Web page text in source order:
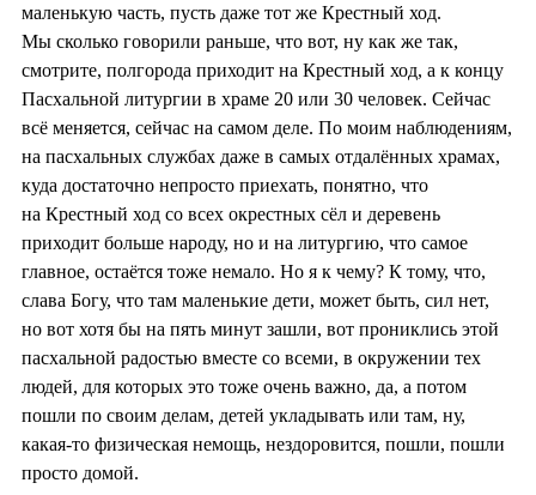
маленькую часть, пусть даже тот же Крестный ход.
Мы сколько говорили раньше, что вот, ну как же так,
смотрите, полгорода приходит на Крестный ход, а к концу
Пасхальной литургии в храме 20 или 30 человек. Сейчас
всё меняется, сейчас на самом деле. По моим наблюдениям,
на пасхальных службах даже в самых отдалённых храмах,
куда достаточно непросто приехать, понятно, что
на Крестный ход со всех окрестных сёл и деревень
приходит больше народу, но и на литургию, что самое
главное, остаётся тоже немало. Но я к чему? К тому, что,
слава Богу, что там маленькие дети, может быть, сил нет,
но вот хотя бы на пять минут зашли, вот прониклись этой
пасхальной радостью вместе со всеми, в окружении тех
людей, для которых это тоже очень важно, да, а потом
пошли по своим делам, детей укладывать или там, ну,
какая-то физическая немощь, нездоровится, пошли, пошли
просто домой.